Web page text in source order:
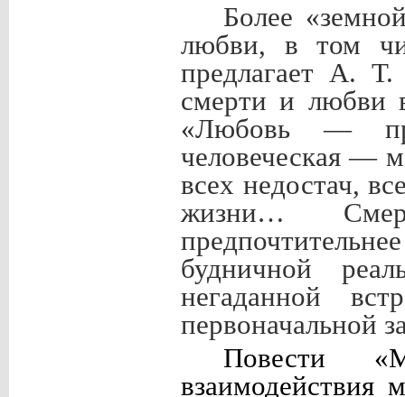
Более
любви, в том
предлагает А. Т.
смерти и любви
«Любовь —
человеческая —
всех недостач,
жизни…
будничной
негаданной
первоначальной
Повести
взаимодействия